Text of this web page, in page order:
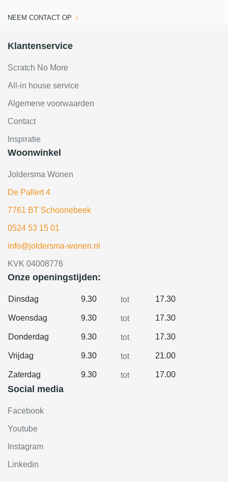
NEEM CONTACT OP
Klantenservice
Scratch No More
All-in house service
Algemene voorwaarden
Contact
Inspiratie
Woonwinkel
Joldersma Wonen
De Pallert 4
7761 BT Schoonebeek
0524 53 15 01
info@joldersma-wonen.nl
KVK 04008776
Onze openingstijden:
Dinsdag 9.30 tot 17.30
Woensdag 9.30 tot 17.30
Donderdag 9.30 tot 17.30
Vrijdag 9.30 tot 21.00
Zaterdag 9.30 tot 17.00
Social media
Facebook
Youtube
Instagram
Linkedin